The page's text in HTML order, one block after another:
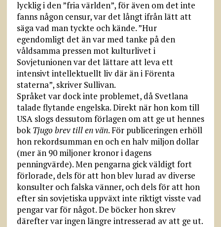
lycklig i den ”fria världen”, för även om det inte
fanns någon censur, var det långt ifrån lätt att
säga vad man tyckte och kände. ”Hur
egendomligt det än var med tanke på den
våldsamma pressen mot kulturlivet i
Sovjetunionen var det lättare att leva ett
intensivt intellektuellt liv där än i Förenta
staterna”, skriver Sullivan.
Språket var dock inte problemet, då Svetlana
talade flytande engelska. Direkt när hon kom till
USA slogs dessutom förlagen om att ge ut hennes
bokTjugo brev till en vän. För publiceringen erhöll
hon rekordsumman en och en halv miljon dollar
(mer än 90 miljoner kronor i dagens
penningvärde). Men pengarna gick väldigt fort
förlorade, dels för att hon blev lurad av diverse
konsulter och falska vänner, och dels för att hon
efter sin sovjetiska uppväxt inte riktigt visste vad
pengar var för något. De böcker hon skrev
därefter var ingen längre intresserad av att ge ut.